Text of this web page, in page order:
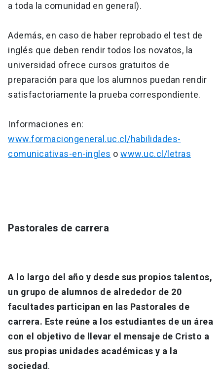
a toda la comunidad en general).
Además, en caso de haber reprobado el test de
inglés que deben rendir todos los novatos, la
universidad ofrece cursos gratuitos de
preparación para que los alumnos puedan rendir
satisfactoriamente la prueba correspondiente.
Informaciones en:
www.formaciongeneral.uc.cl/habilidades-
comunicativas-en-ingles o www.uc.cl/letras
Pastorales de carrera
A lo largo del año y desde sus propios talentos,
un grupo de alumnos de alrededor de 20
facultades participan en las Pastorales de
carrera. Este reúne a los estudiantes de un área
con el objetivo de llevar el mensaje de Cristo a
sus propias unidades académicas y a la
sociedad .